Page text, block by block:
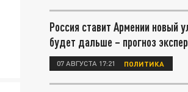
Россия ставит Армении новый
будет дальше – прогноз
07 АВГУСТА 17:21 ПОЛИТИКА